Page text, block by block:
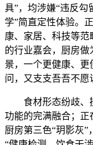
具”，均涉嫌“违反勾
学”简直定性体验。
康、家居、科技等
的行业嘉会，厨房
景，一个更健康、更
问，又支支吾吾不愿
食材形态纷歧、操
功能的完满融合；正
厨房第三色“玥影灰”